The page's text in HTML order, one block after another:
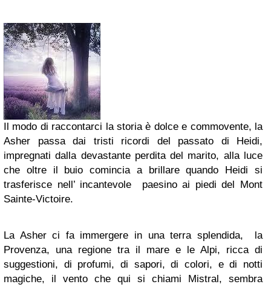
Il modo di raccontarci la storia è dolce e commovente, la
Asher passa dai tristi ricordi del passato di Heidi,
impregnati dalla devastante perdita del marito, alla luce
che oltre il buio comincia a brillare quando Heidi si
trasferisce nell’ incantevole paesino ai piedi del Mont
Sainte-Victoire.
La Asher ci fa immergere in una terra splendida, la
Provenza, una regione tra il mare e le Alpi, ricca di
suggestioni, di profumi, di sapori, di colori, e di notti
magiche, il vento che qui si chiami Mistral, sembra